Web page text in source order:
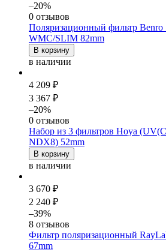
–20%
0 отзывов
Поляризационный фильтр
WMC/SLIM 82mm
В корзину
в наличии
4 209 ₽
3 367 ₽
–20%
0 отзывов
Набор из 3 фильтров Hoya
NDX8) 52mm
В корзину
в наличии
3 670 ₽
2 240 ₽
–39%
8 отзывов
Фильтр поляризационный
67mm